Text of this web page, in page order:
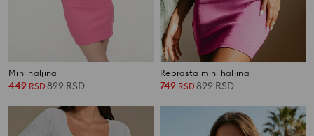
Mini haljina
449 RSD 899RSD
Rebrasta mini haljina
749 RSD 899RSD